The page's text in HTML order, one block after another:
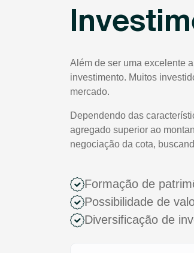
Além de ser uma excelente
investimento. Muitos
mercado.
Dependendo das
agregado superior ao
negociação da cota,
Formação de
Possibilidade de
Diversificação de